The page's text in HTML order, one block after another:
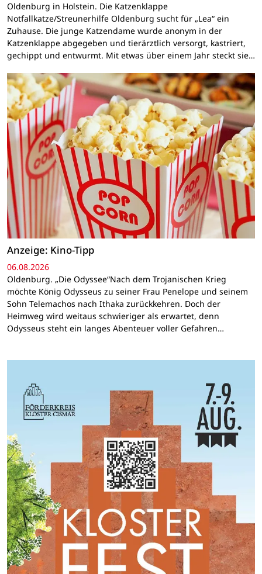
Oldenburg in Holstein. Die Katzenklappe
Notfallkatze/Streunerhilfe Oldenburg sucht für „Lea“ ein
Zuhause. Die junge Katzendame wurde anonym in der
Katzenklappe abgegeben und tierärztlich versorgt, kastriert,
gechippt und entwurmt. Mit etwas über einem Jahr steckt sie…
Anzeige: Kino-Tipp
06.08.2026
Oldenburg. „Die Odyssee“Nach dem Trojanischen Krieg
möchte König Odysseus zu seiner Frau Penelope und seinem
Sohn Telemachos nach Ithaka zurückkehren. Doch der
Heimweg wird weitaus schwieriger als erwartet, denn
Odysseus steht ein langes Abenteuer voller Gefahren…